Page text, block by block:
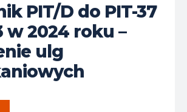
PIT/D do PIT-37
w 2024 roku –
ulg